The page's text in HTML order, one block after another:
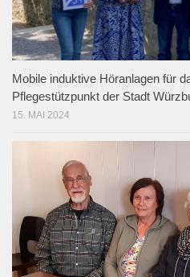
Mobile induktive Höranlagen für
Pflegestützpunkt der Stadt
15. MAI 2024